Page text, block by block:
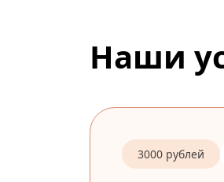
Наши
3000 рублей